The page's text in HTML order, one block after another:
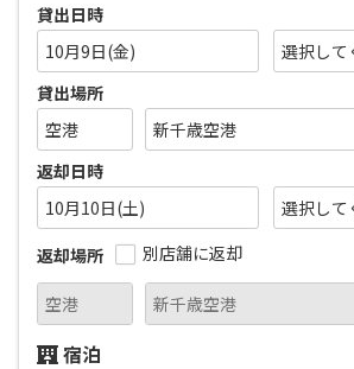
貸出日時
10月9日(金)
貸出場所
返却日時
10月10日(土)
返却場所
別店舗に返却
宿泊